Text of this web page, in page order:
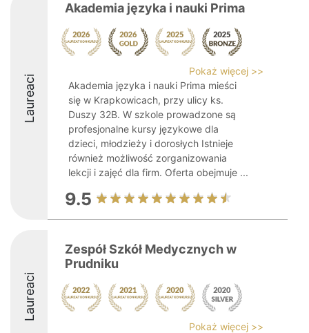
Laureaci
Akademia języka i nauki Prima
Pokaż więcej >>
Akademia języka i nauki Prima mieści
się w Krapkowicach, przy ulicy ks.
Duszy 32B. W szkole prowadzone są
profesjonalne kursy językowe dla
dzieci, młodzieży i dorosłych Istnieje
również możliwość zorganizowania
lekcji i zajęć dla firm. Oferta obejmuje ...
9.5
Laureaci
Zespół Szkół Medycznych w
Prudniku
Pokaż więcej >>